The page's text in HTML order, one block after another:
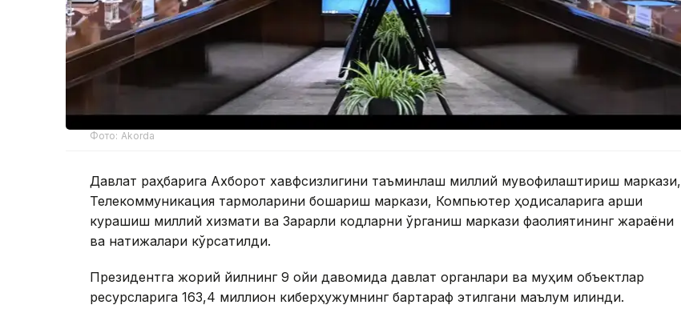
Фото: Akorda
Давлат раҳбарига Ахборот хавфсизлигини таъминлаш миллий мувофиқлаштириш маркази,
Телекоммуникация тармоқларини бошқариш маркази, Компьютер ҳодисаларига қарши
курашиш миллий хизмати ва Зарарли кодларни ўрганиш маркази фаолиятининг жараёни
ва натижалари кўрсатилди.
Президентга жорий йилнинг 9 ойи давомида давлат органлари ва муҳим объектлар
ресурсларига 163,4 миллион киберҳужумнинг бартараф этилгани маълум қилинди.